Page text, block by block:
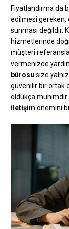
Fiyatlandırma da
edilmesi gereken,
sunması değildir.
hizmetlerinde
müşteri
vermenizde
bürosu size
güvenilir bir ortak
oldukça
iletişim önemini